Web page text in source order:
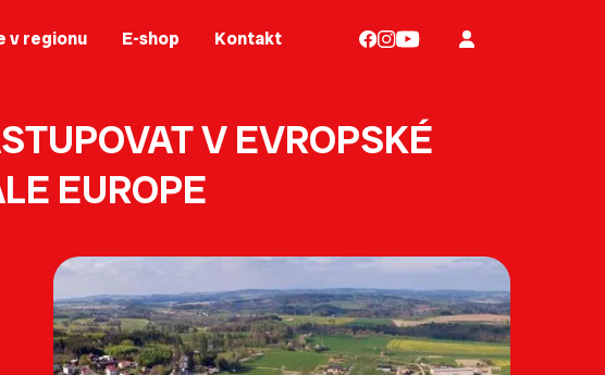
v regionu E-shop Kontakt
V EVROPSKÉ
EUROPE